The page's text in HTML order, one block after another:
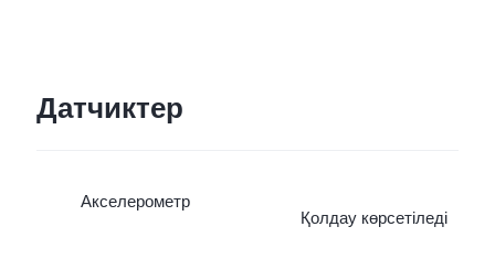
Датчиктер
Акселерометр
Қолдау көрсетіледі